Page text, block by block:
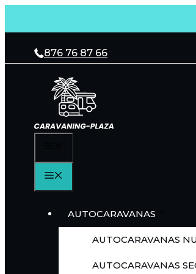
contenido
876 76 87 66
AUTOCARAVANAS
AUTOCARAVANAS
AUTOCARAVANAS